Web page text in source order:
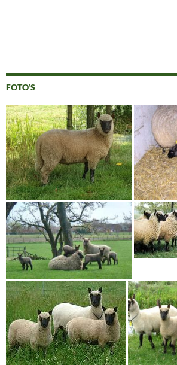
FOTO’S